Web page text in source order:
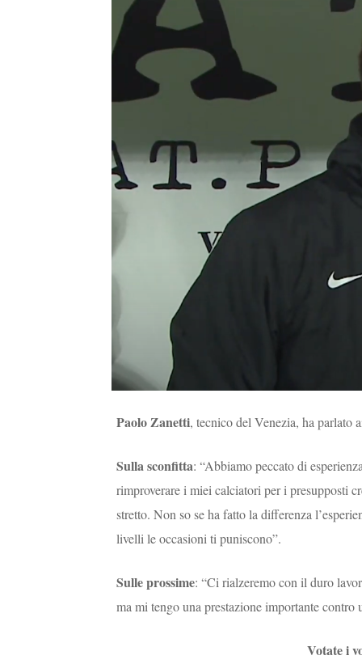
Paolo Zanetti, tecnico del Venezia, ha parlato
Sulla sconfitta: “Abbiamo peccato di
rimproverare i miei calciatori per i presupposti
stretto. Non so se ha fatto la differenza
livelli le occasioni ti puniscono”.
Sulle prossime: “Ci rialzeremo con il duro
ma mi tengo una prestazione importante contro
Votate i